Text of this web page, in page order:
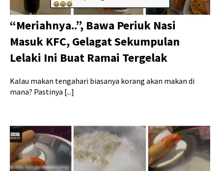
“Meriahnya..”, Bawa Periuk Nasi
Masuk KFC, Gelagat Sekumpulan
Lelaki Ini Buat Ramai Tergelak
Kalau makan tengahari biasanya korang akan makan di
mana? Pastinya [...]